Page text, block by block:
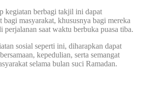
kegiatan berbagi takjil ini dapat
bagi masyarakat, khususnya bagi mereka
perjalanan saat waktu berbuka puasa tiba.
sosial seperti ini, diharapkan dapat
kepedulian, serta semangat
selama bulan suci Ramadan.